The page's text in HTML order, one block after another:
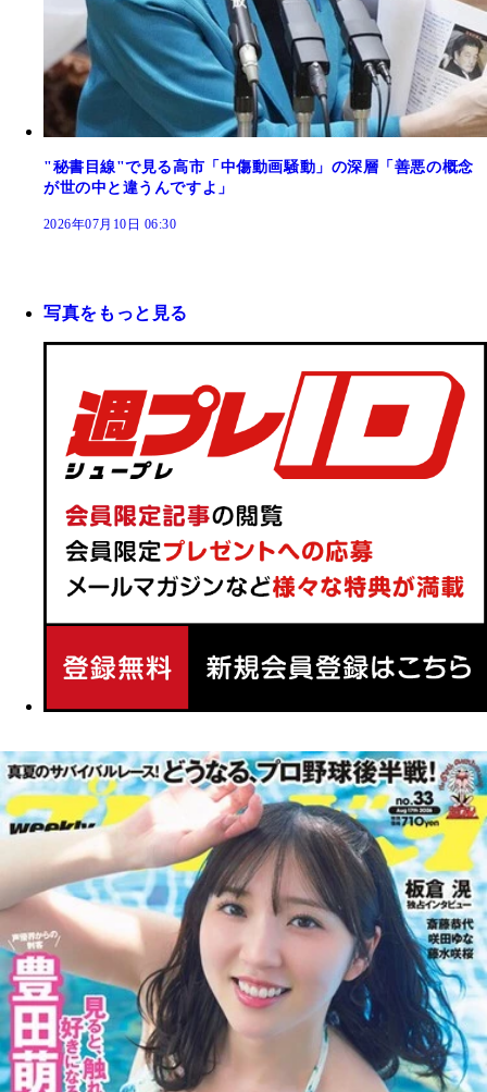
"秘書目線"で見る高市「中傷動画騒動」の深層「善悪の概念
が世の中と違うんですよ」
2026年07月10日 06:30
写真をもっと見る